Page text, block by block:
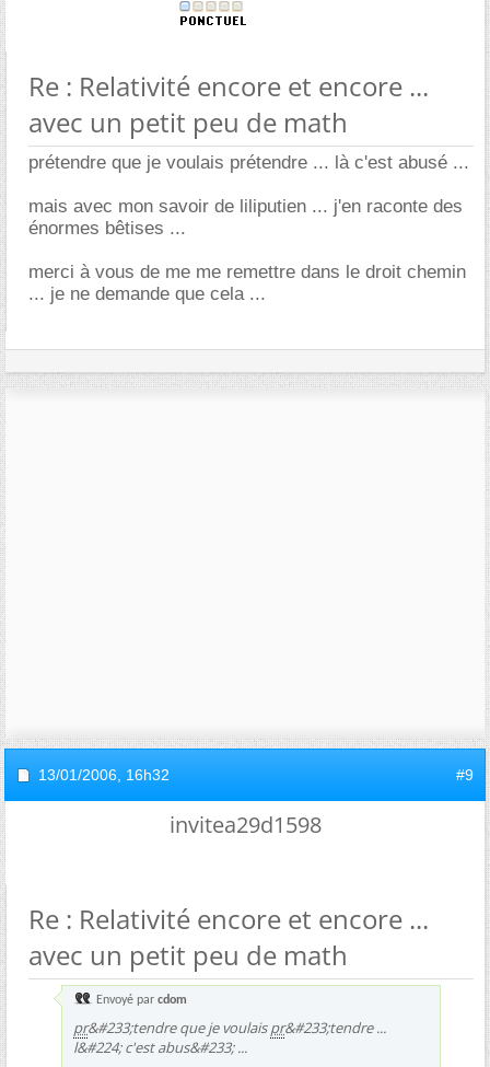
Re : Relativité encore et encore ...
avec un petit peu de math
prétendre que je voulais prétendre ... là c'est abusé ...
mais avec mon savoir de liliputien ... j'en raconte des
énormes bêtises ...
merci à vous de me me remettre dans le droit chemin
... je ne demande que cela ...
13/01/2006, 16h32 #9
invitea29d1598
Re : Relativité encore et encore ...
avec un petit peu de math
Envoyé par cdom
pr&#233;tendre que je voulaispr&#233;tendre ...
l&#224; c'est abus&#233; ...